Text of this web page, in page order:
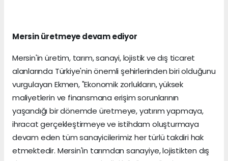
Mersin üretmeye devam ediyor
Mersin'in üretim, tarım, sanayi, lojistik ve dış ticaret
alanlarında Türkiye'nin önemli şehirlerinden biri olduğunu
vurgulayan Ekmen, "Ekonomik zorlukların, yüksek
maliyetlerin ve finansmana erişim sorunlarının
yaşandığı bir dönemde üretmeye, yatırım yapmaya,
ihracat gerçekleştirmeye ve istihdam oluşturmaya
devam eden tüm sanayicilerimiz her türlü takdiri hak
etmektedir. Mersin'in tarımdan sanayiye, lojistikten dış